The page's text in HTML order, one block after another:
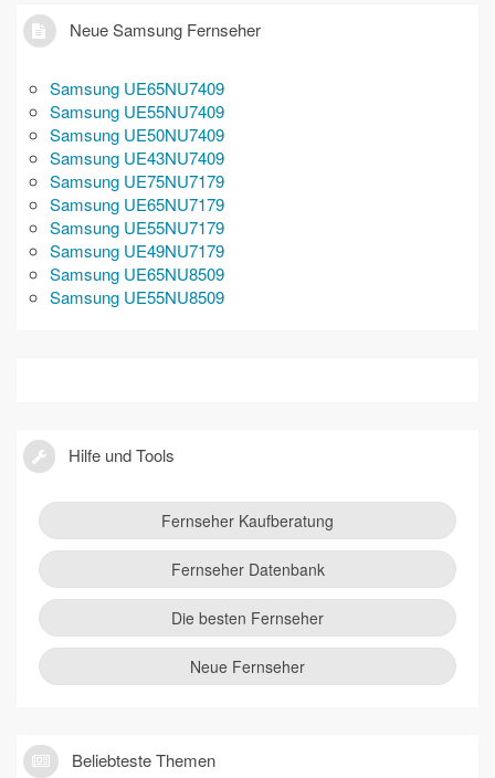
Neue Samsung Fernseher
Samsung UE65NU7409
Samsung UE55NU7409
Samsung UE50NU7409
Samsung UE43NU7409
Samsung UE75NU7179
Samsung UE65NU7179
Samsung UE55NU7179
Samsung UE49NU7179
Samsung UE65NU8509
Samsung UE55NU8509
Hilfe und Tools
Fernseher Kaufberatung
Fernseher Datenbank
Die besten Fernseher
Neue Fernseher
Beliebteste Themen